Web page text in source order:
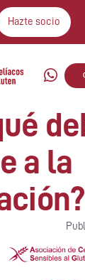
Hazte socio
a la